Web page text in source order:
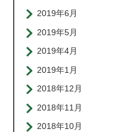
2019年6月
2019年5月
2019年4月
2019年1月
2018年12月
2018年11月
2018年10月